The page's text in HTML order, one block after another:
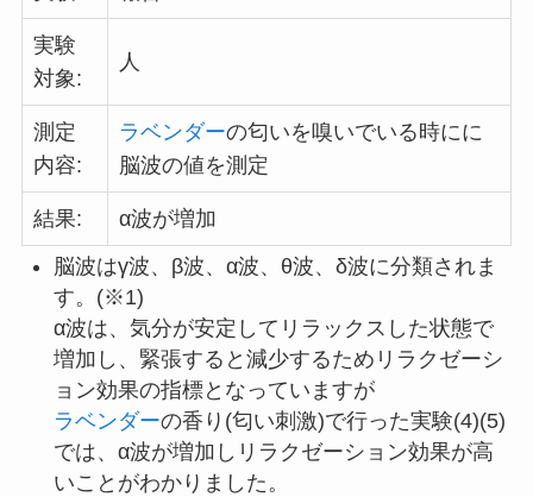
実験
対象:
人
測定
内容:
ラベンダーの匂いを嗅いでいる時にに
脳波の値を測定
結果: α波が増加
脳波はγ波、β波、α波、θ波、δ波に分類されま
す。(※1)
α波は、気分が安定してリラックスした状態で
増加し、緊張すると減少するためリラクゼーシ
ョン効果の指標となっていますが
ラベンダーの香り(匂い刺激)で行った実験(4)(5)
では、α波が増加しリラクゼーション効果が高
いことがわかりました。